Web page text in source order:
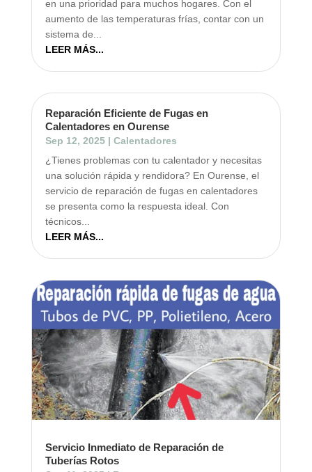
en una prioridad para muchos hogares. Con el
aumento de las temperaturas frías, contar con un
sistema de...
LEER MÁS...
Reparación Eficiente de Fugas en
Calentadores en Ourense
Sep 12, 2025| Calentadores
¿Tienes problemas con tu calentador y necesitas
una solución rápida y rendidora? En Ourense, el
servicio de reparación de fugas en calentadores
se presenta como la respuesta ideal. Con
técnicos...
LEER MÁS...
Servicio Inmediato de Reparación de
Tuberías Rotos